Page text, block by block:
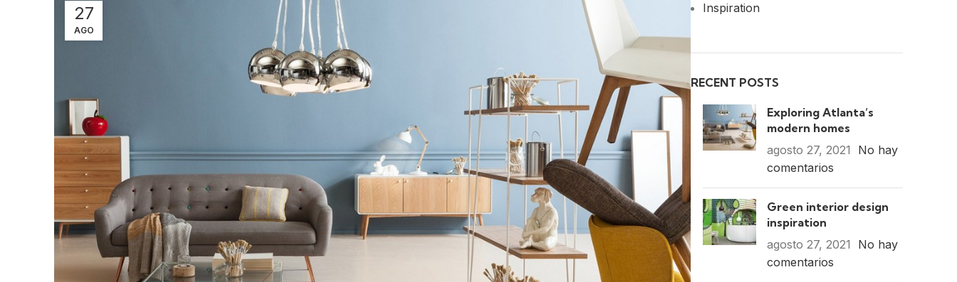
27
AGO
Inspiration
RECENT POSTS
Exploring Atlanta’s
modern homes
agosto 27, 2021
No hay
comentarios
Green interior design
inspiration
agosto 27, 2021
No hay
comentarios